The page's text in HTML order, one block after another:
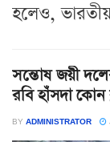
হলেও,
সন্তোষ জয়ী
রবি হাঁসদা কোন
BY ADMINISTRATOR